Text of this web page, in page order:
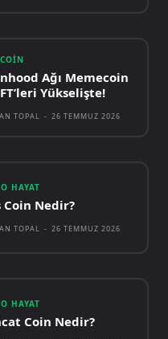
Ağı Memecoin
Yükselişte!
TOPAL - 26 TEMMUZ 2026
HAYAT
Coin Nedir?
TOPAL - 26 TEMMUZ 2026
HAYAT
Coin Nedir?